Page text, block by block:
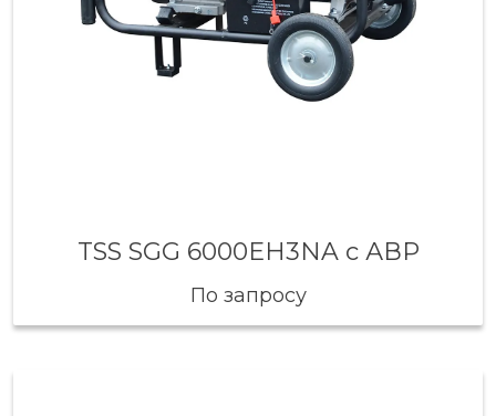
TSS SGG 6000EH3NA с АВР
По запросу